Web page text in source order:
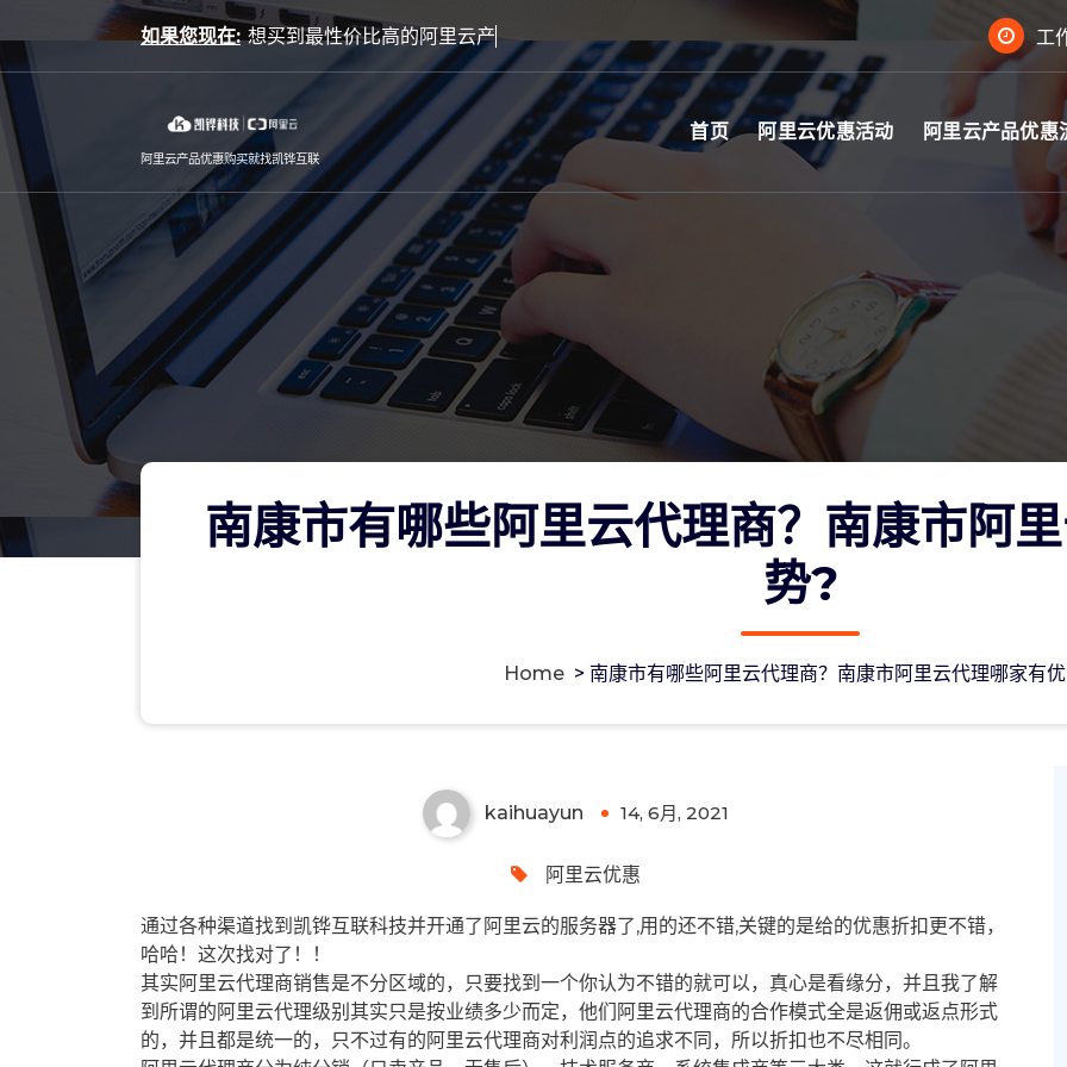
to
content
如果您现在: 工
阿里云产品优惠购买就找凯铧互联
首页 阿里云优惠活动 阿里云产品优惠
南康市有哪些阿里云代理商？南康市阿
势?
Home > 南康市有哪些阿里云代理商？南康市阿里云代理哪家有
kaihuayun 14, 6月, 2021
阿里云优惠
通过各种渠道找到凯铧互联科技并开通了阿里云的服务器了,用的还不错,关键的是给的优惠折扣更不错，
哈哈！这次找对了！！
其实阿里云代理商销售是不分区域的，只要找到一个你认为不错的就可以，真心是看缘分，并且我了解
到所谓的阿里云代理级别其实只是按业绩多少而定，他们阿里云代理商的合作模式全是返佣或返点形式
的，并且都是统一的，只不过有的阿里云代理商对利润点的追求不同，所以折扣也不尽相同。